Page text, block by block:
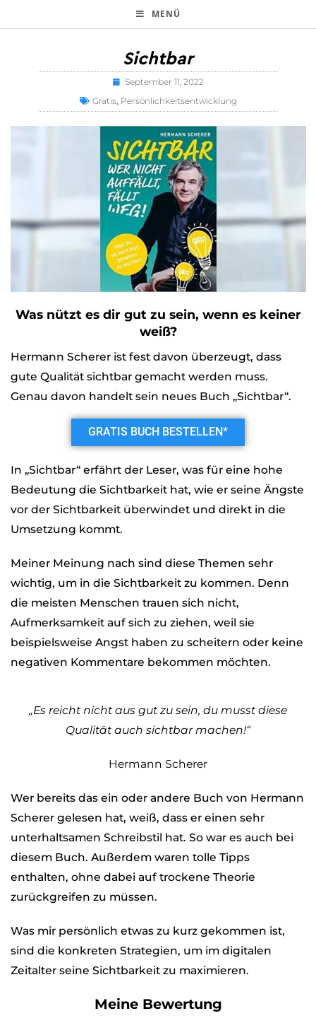
MENÜ
Sichtbar
September 11, 2022
Gratis, Persönlichkeitsentwicklung
Was nützt es dir gut zu sein, wenn es keiner
weiß?
Hermann Scherer ist fest davon überzeugt, dass
gute Qualität sichtbar gemacht werden muss.
Genau davon handelt sein neues Buch „Sichtbar“.
GRATIS BUCH BESTELLEN*
In „Sichtbar“ erfährt der Leser, was für eine hohe
Bedeutung die Sichtbarkeit hat, wie er seine Ängste
vor der Sichtbarkeit überwindet und direkt in die
Umsetzung kommt.
Meiner Meinung nach sind diese Themen sehr
wichtig, um in die Sichtbarkeit zu kommen. Denn
die meisten Menschen trauen sich nicht,
Aufmerksamkeit auf sich zu ziehen, weil sie
beispielsweise Angst haben zu scheitern oder keine
negativen Kommentare bekommen möchten.
„Es reicht nicht aus gut zu sein, du musst diese
Qualität auch sichtbar machen!“
Hermann Scherer
Wer bereits das ein oder andere Buch von Hermann
Scherer gelesen hat, weiß, dass er einen sehr
unterhaltsamen Schreibstil hat. So war es auch bei
diesem Buch. Außerdem waren tolle Tipps
enthalten, ohne dabei auf trockene Theorie
zurückgreifen zu müssen.
Was mir persönlich etwas zu kurz gekommen ist,
sind die konkreten Strategien, um im digitalen
Zeitalter seine Sichtbarkeit zu maximieren.
Meine Bewertung